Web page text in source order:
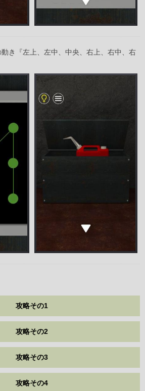
き『左上、左中、中央、右上、右中、右
攻略その1
攻略その2
攻略その3
攻略その4